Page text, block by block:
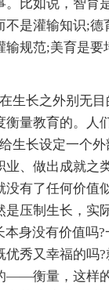
。比如说，智育
不是灌输知识;德
输规范;美育是要
长之外别无目
衡量教育的。人
生长设定一个
业、做出成就之
有了任何价值
是压制生长，实
本身没有价值吗
优秀又幸福的吗
衡量，这样